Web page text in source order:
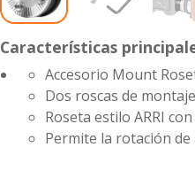
Características
Accesorio Mount
Dos roscas de
Roseta estilo ARRI
Permite la rotación de